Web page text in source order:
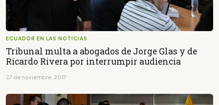
ECUADOR EN LAS NOTICIAS
Tribunal multa a abogados de Jorge Glas y de
Ricardo Rivera por interrumpir audiencia
27 de noviembre, 2017